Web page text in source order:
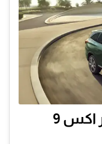
سعر ومواصفات ام جى ار اكس 9